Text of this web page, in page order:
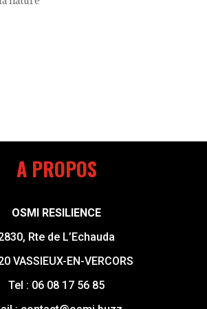
A PROPOS
OSMI RESILIENCE
Rte de L’Echauda
VASSIEUX-EN-VERCORS
Tel : 06 08 17 56 85